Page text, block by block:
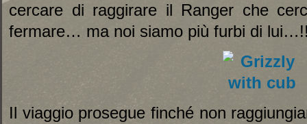
cercare di raggirare il Ranger che
fermare… ma noi siamo più furbi di
Il viaggio prosegue finché non